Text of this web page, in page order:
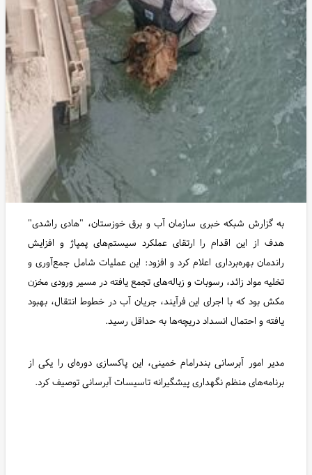
به گزارش شبکه خبری سازمان آب و برق خوزستان، "هادی راشدی"
هدف از این اقدام را ارتقای عملکرد سیستم‌های پمپاژ و افزایش
راندمان بهره‌برداری اعلام کرد و افزود: این عملیات شامل جمع‌آوری و
تخلیه مواد زائد، رسوبات و زباله‌های تجمع یافته در مسیر ورودی مخزن
مکش بود که با اجرای این فرآیند، جریان آب در خطوط انتقال، بهبود
یافته و احتمال انسداد دریچه‌ها به حداقل رسید.
مدیر امور آبرسانی بندرامام خمینی، این پاکسازی دوره‌ای را یکی از
برنامه‌های منظم نگهداری پیشگیرانه تاسیسات آبرسانی توصیف کرد.